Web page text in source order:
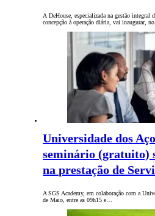
A DeHouse, especializada na gestão integral
concepção à operação diária, vai inaugurar,
Universidade dos
seminário (gratuito)
na prestação de
A SGS Academy, em colaboração com a
de Maio, entre as 09h15 e…